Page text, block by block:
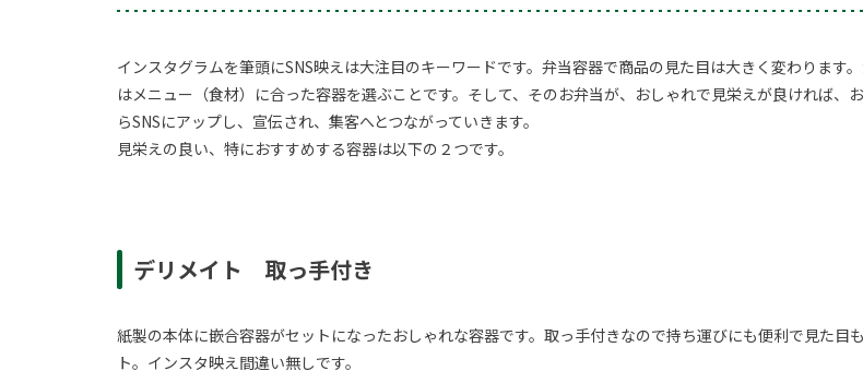
インスタグラムを筆頭にSNS映えは大注目のキーワードです。弁当容器で商品の見た目は大きく変わります
はメニュー（食材）に合った容器を選ぶことです。そして、そのお弁当が、おしゃれで見栄えが良ければ、
らSNSにアップし、宣伝され、集客へとつながっていきます。
見栄えの良い、特におすすめする容器は以下の２つです。
デリメイト 取っ手付き
紙製の本体に嵌合容器がセットになったおしゃれな容器です。取っ手付きなので持ち運びにも便利で見た目
ト。インスタ映え間違い無しです。